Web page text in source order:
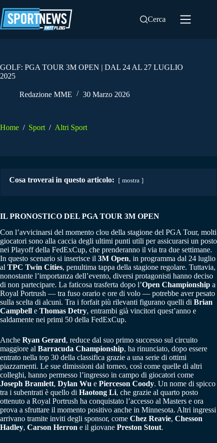
al
contenuto
Cerca
GOLF: PGA TOUR 3M OPEN | DAL 24 AL 27 LUGLIO
2025
Redazione MME 30 Marzo 2026
Home / Sport / Altri Sport
Cosa troverai in questo articolo: mostra
IL PRONOSTICO DEL PGA TOUR 3M OPEN
Con l’avvicinarsi del momento clou della stagione del PGA Tour, molti
giocatori sono alla caccia degli ultimi punti utili per assicurarsi un posto
nei Playoff della FedExCup, che prenderanno il via tra due settimane.
In questo scenario si inserisce il 3M Open, in programma dal 24 luglio
al TPC Twin Cities, penultima tappa della stagione regolare. Tuttavia,
nonostante l’importanza dell’evento, diversi protagonisti hanno deciso
di non partecipare. La faticosa trasferta dopo l’Open Championship a
Royal Portrush — tra fuso orario e ore di volo — potrebbe aver pesato
sulla scelta di alcuni. Tra i forfait più rilevanti figurano quelli di Brian
Campbell e Thomas Detry, entrambi già vincitori quest’anno e
saldamente nei primi 50 della FedExCup.
Anche Ryan Gerard, reduce dal suo primo successo sul circuito
maggiore al Barracuda Championship, ha rinunciato, dopo essere
entrato nella top 30 della classifica grazie a una serie di ottimi
piazzamenti. Le sue dimissioni dal torneo, così come quelle di altri
colleghi, hanno permesso l’ingresso in campo di giocatori come
Joseph Bramlett, Dylan Wu e Pierceson Coody. Un nome di spicco
tra i subentrati è quello di Haotong Li, che grazie al quarto posto
ottenuto a Royal Portrush ha conquistato l’accesso al Masters e ora
prova a sfruttare il momento positivo anche in Minnesota. Altri ingressi
arrivano tramite inviti degli sponsor, come Chez Reavie, Chesson
Hadley, Carson Herron e il giovane Preston Stout.